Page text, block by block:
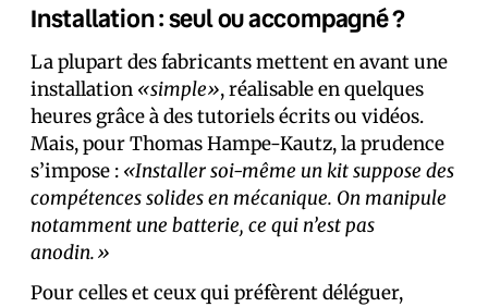
Installation : seul ou accompagné ?
La plupart des fabricants mettent en avant une
installation «simple», réalisable en quelques
heures grâce à des tutoriels écrits ou vidéos.
Mais, pour Thomas Hampe-Kautz, la prudence
s’impose : «Installer soi-même un kit suppose des
compétences solides en mécanique. On manipule
notamment une batterie, ce qui n’est pas
anodin.»
Pour celles et ceux qui préfèrent déléguer,